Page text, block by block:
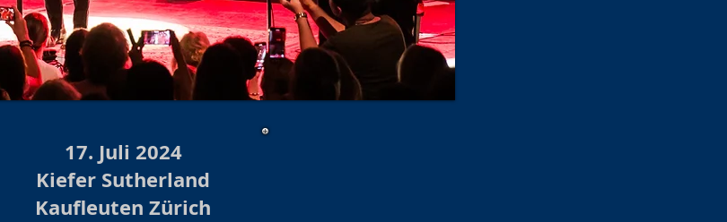
17. Juli 2024
Kiefer Sutherland
Kaufleuten Zürich